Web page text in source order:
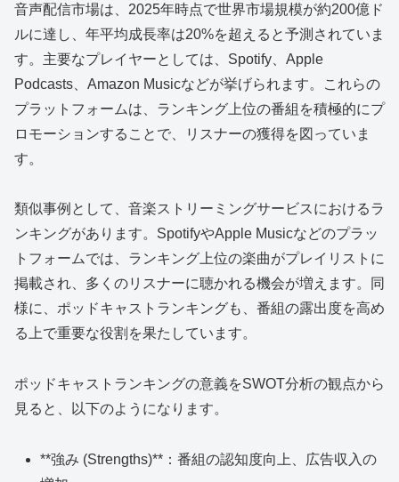
音声配信市場は、2025年時点で世界市場規模が約200億ド
ルに達し、年平均成長率は20%を超えると予測されていま
す。主要なプレイヤーとしては、Spotify、Apple
Podcasts、Amazon Musicなどが挙げられます。これらの
プラットフォームは、ランキング上位の番組を積極的にプ
ロモーションすることで、リスナーの獲得を図っていま
す。
類似事例として、音楽ストリーミングサービスにおけるラ
ンキングがあります。SpotifyやApple Musicなどのプラッ
トフォームでは、ランキング上位の楽曲がプレイリストに
掲載され、多くのリスナーに聴かれる機会が増えます。同
様に、ポッドキャストランキングも、番組の露出度を高め
る上で重要な役割を果たしています。
ポッドキャストランキングの意義をSWOT分析の観点から
見ると、以下のようになります。
**強み (Strengths)**：番組の認知度向上、広告収入の